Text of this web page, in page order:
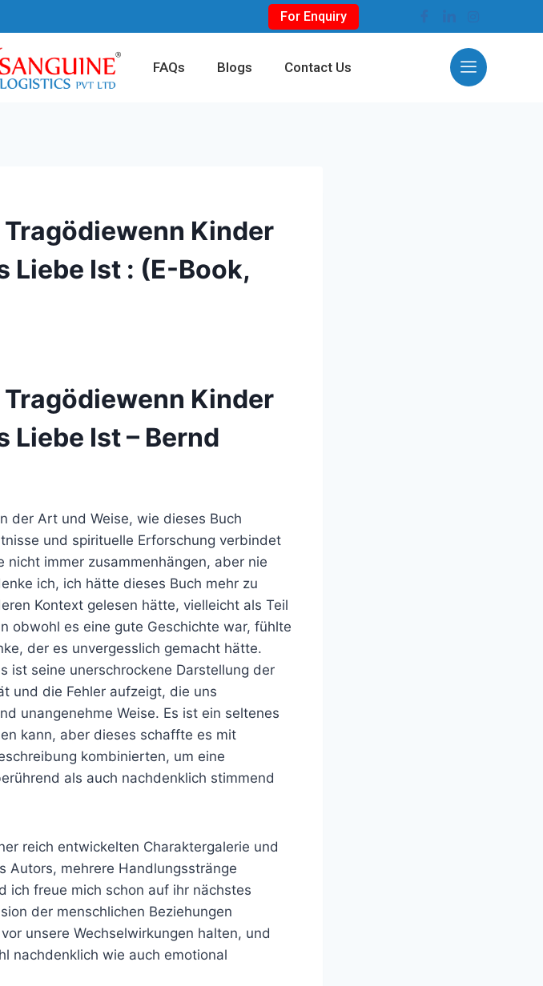
For Enquiry
FAQs Blogs Contact Us
Kinder
Liebe Ist : (E-Book,
Kinder
Liebe Ist – Bernd
der Art und Weise, wie dieses Buch
und spirituelle Erforschung verbindet
immer zusammenhängen, aber nie
ich, ich hätte dieses Buch mehr zu
Kontext gelesen hätte, vielleicht als Teil
obwohl es eine gute Geschichte war, fühlte
der es unvergesslich gemacht hätte.
ist seine unerschrockene Darstellung der
und die Fehler aufzeigt, die uns
unangenehme Weise. Es ist ein seltenes
kann, aber dieses schaffte es mit
kombinierten, um eine
als auch nachdenklich stimmend
reich entwickelten Charaktergalerie und
Autors, mehrere Handlungsstränge
ich freue mich schon auf ihr nächstes
der menschlichen Beziehungen
unsere Wechselwirkungen halten, und
nachdenklich wie auch emotional